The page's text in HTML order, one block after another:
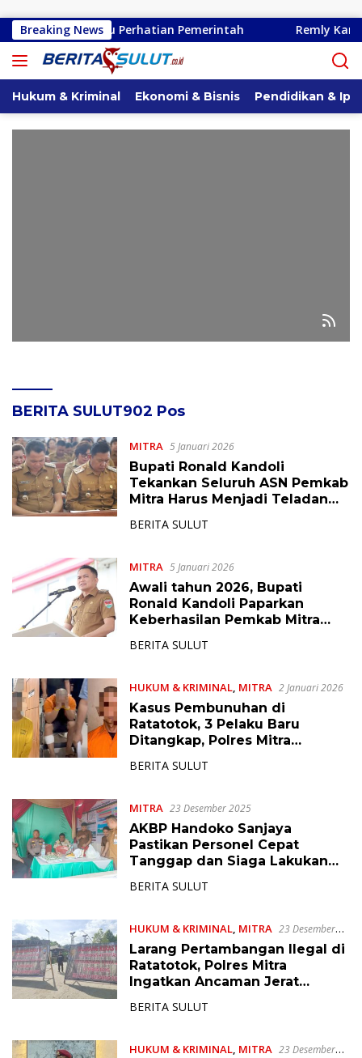
Breaking News
Perlu Perhatian Pemerintah Remly Kandoli
Hukum & Kriminal Ekonomi & Bisnis Pendidikan &
BERITA SULUT902 Pos
MITRA 5 Januari 2026
Bupati Ronald Kandoli
Tekankan Seluruh ASN Pemkab
Mitra Harus Menjadi Teladan
BERITA SULUT
MITRA 5 Januari 2026
Awali tahun 2026, Bupati
Ronald Kandoli Paparkan
Keberhasilan Pemkab Mitra
BERITA SULUT
HUKUM & KRIMINAL, MITRA 2 Januari 2026
Kasus Pembunuhan di
Ratatotok, 3 Pelaku Baru
Ditangkap, Polres Mitra
Lainnya
BERITA SULUT
MITRA 23 Desember 2025
AKBP Handoko Sanjaya
Pastikan Personel Cepat
Tanggap dan Siaga Lakukan
Mitra
BERITA SULUT
HUKUM & KRIMINAL, MITRA 23 Desember
2025
Larang Pertambangan Ilegal di
Ratatotok, Polres Mitra
Ingatkan Ancaman Jerat
BERITA SULUT
HUKUM & KRIMINAL, MITRA 23 Desember